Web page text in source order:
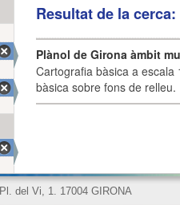
Resultat de la
Plànol de Girona àmbit
Cartografia bàsica a
bàsica sobre fons de
Pl. del Vi, 1. 17004 GIRONA